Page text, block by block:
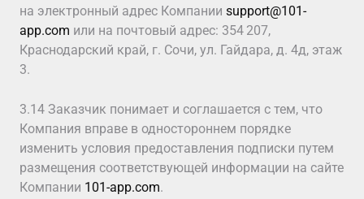
на электронный адрес Компании support@101-
app.com или на почтовый адрес: 354 207,
Краснодарский край, г. Сочи, ул. Гайдара, д. 4д, этаж
3.
3.14 Заказчик понимает и соглашается с тем, что
Компания вправе в одностороннем порядке
изменить условия предоставления подписки путем
размещения соответствующей информации на сайте
Компании 101-app.com.